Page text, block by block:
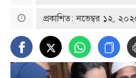
প্রকাশিত: নভেম্বর ১২,